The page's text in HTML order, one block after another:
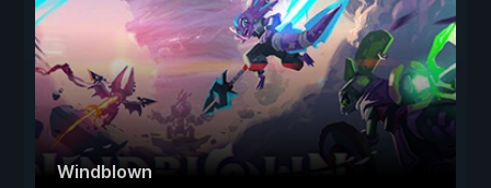
Windblown